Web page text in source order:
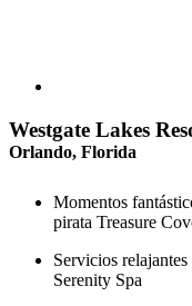
Westgate Lakes
Orlando, Florida
Momentos
pirata Treasure
Servicios
Serenity Spa